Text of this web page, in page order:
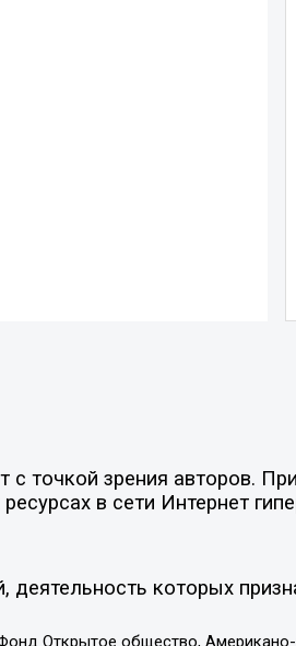
точкой зрения авторов.
в сети Интернет
которых
Открытое общество,